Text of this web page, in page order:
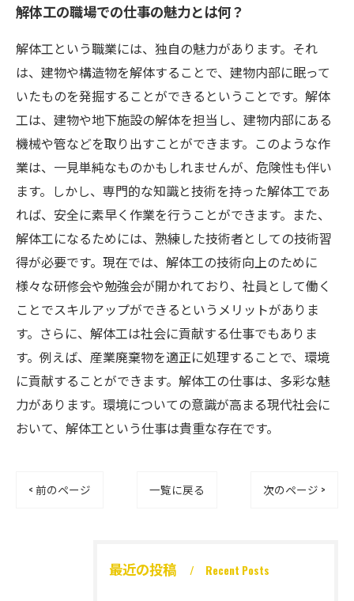
解体工の職場での仕事の魅力とは何？
解体工という職業には、独自の魅力があります。それ
は、建物や構造物を解体することで、建物内部に眠って
いたものを発掘することができるということです。解体
工は、建物や地下施設の解体を担当し、建物内部にある
機械や管などを取り出すことができます。このような作
業は、一見単純なものかもしれませんが、危険性も伴い
ます。しかし、専門的な知識と技術を持った解体工であ
れば、安全に素早く作業を行うことができます。また、
解体工になるためには、熟練した技術者としての技術習
得が必要です。現在では、解体工の技術向上のために
様々な研修会や勉強会が開かれており、社員として働く
ことでスキルアップができるというメリットがありま
す。さらに、解体工は社会に貢献する仕事でもありま
す。例えば、産業廃棄物を適正に処理することで、環境
に貢献することができます。解体工の仕事は、多彩な魅
力があります。環境についての意識が高まる現代社会に
おいて、解体工という仕事は貴重な存在です。
< 前のページ 一覧に戻る 次のページ >
最近の投稿 Recent Posts